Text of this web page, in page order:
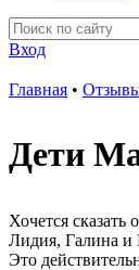
Вход
Главная •
Дети
Хочется
Лидия, Галина и
Это